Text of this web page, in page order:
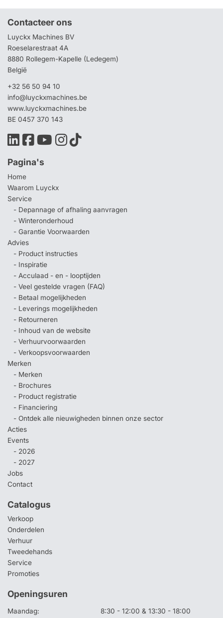
Contacteer ons
Luyckx Machines BV
Roeselarestraat 4A
8880 Rollegem-Kapelle (Ledegem)
België
+32 56 50 94 10
info@luyckxmachines.be
www.luyckxmachines.be
BE 0457 370 143
Pagina's
Home
Waarom Luyckx
Service
- Depannage of afhaling aanvragen
- Winteronderhoud
- Garantie Voorwaarden
Advies
- Product instructies
- Inspiratie
- Acculaad - en - looptijden
- Veel gestelde vragen (FAQ)
- Betaal mogelijkheden
- Leverings mogelijkheden
- Retourneren
- Inhoud van de website
- Verhuurvoorwaarden
- Verkoopsvoorwaarden
Merken
- Merken
- Brochures
- Product registratie
- Financiering
- Ontdek alle nieuwigheden binnen onze sector
Acties
Events
- 2026
- 2027
Jobs
Contact
Catalogus
Verkoop
Onderdelen
Verhuur
Tweedehands
Service
Promoties
Openingsuren
Maandag: 8:30 - 12:00 & 13:30 - 18:00